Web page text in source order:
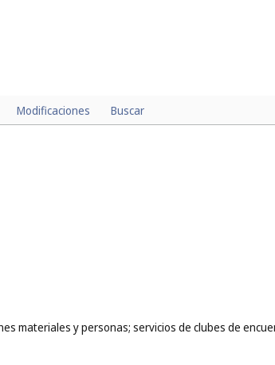
Modificaciones Buscar
materiales y personas; servicios de clubes de